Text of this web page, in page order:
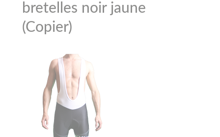
bretelles noir jaune
(Copier)